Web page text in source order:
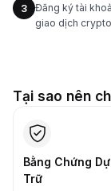
3
Đăng ký tài
giao dịch
Tại sao nên
Bằng Chứng Dự
Trữ